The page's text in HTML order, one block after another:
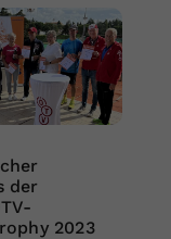
der
2023